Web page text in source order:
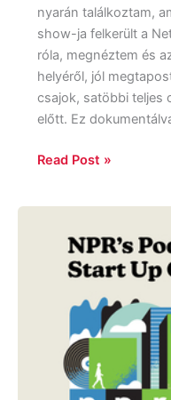
nyarán találkoztam,
show-ja felkerült a
róla, megnéztem és
helyéről, jól
csajok, satöbbi teljes
előtt. Ez
Read Post »
Weldon:
NPR’s
Podcast
Guide